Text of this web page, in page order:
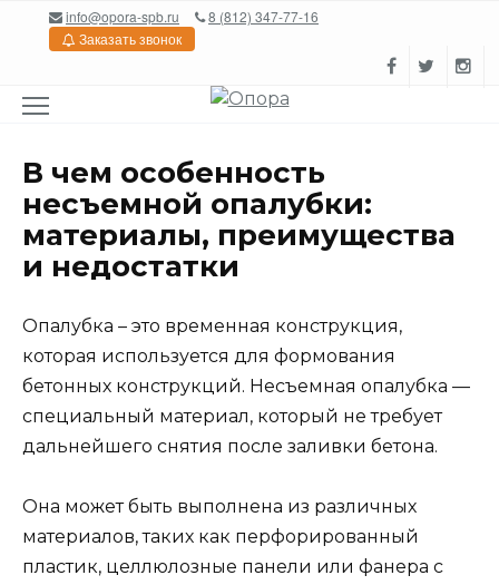
Перейтиinfo@opora-spb.ru
8 (812) 347-77-16
Заказать звонок
В чем особенность
несъемной опалубки:
материалы, преимущества
и недостатки
Опалубка – это временная конструкция,
которая используется для формования
бетонных конструкций. Несъемная опалубка —
специальный материал, который не требует
дальнейшего снятия после заливки бетона.
Она может быть выполнена из различных
материалов, таких как перфорированный
пластик, целлюлозные панели или фанера с